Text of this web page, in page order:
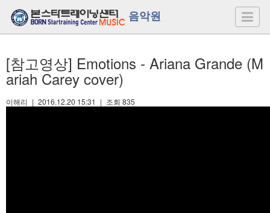
음악원
[참고영상] Emotions - Ariana Grande (M
ariah Carey cover)
이해리 | 2016.12.20 15:31 | 조회 835